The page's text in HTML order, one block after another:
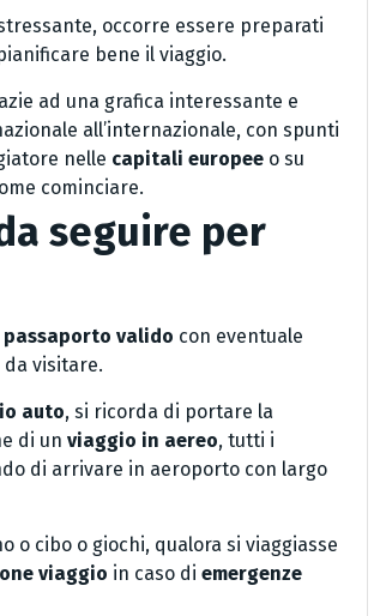
occorre essere preparati
bene il viaggio.
ad una grafica interessante e
all’internazionale, con spunti
nelle capitali europee o su
cominciare.
seguire per
passaporto valido con eventuale
visitare.
auto, si ricorda di portare la
di un viaggio in aereo, tutti i
di arrivare in aeroporto con largo
o cibo o giochi, qualora si viaggiasse
viaggio in caso di emergenze